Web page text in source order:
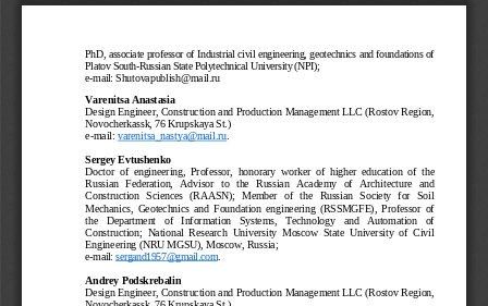
PhD, associate professor of Industrial civil engineering, geotechnics and foundations of
Platov South-Russian State Polytechnical University (NPI);
e-mail: Shutovapublish@mail.ru
Varenitsa Anastasia
Design Engineer, Construction and Production Management LLC (Rostov Region,
Novocherkassk, 76 Krupskaya St.)
e-mail: varenitsa_nastya@mail.ru
Sergey Evtushenko
Doctor of engineering, Professor, honorary worker of higher education of the
Russian   Federation,  Advisor   to  the   Russian   Academy   of   Architecture   and
Construction Sciences (RAASN); Member of the Russian Society for Soil
Mechanics, Geotechnics and Foundation engineering (RSSMGFE), Professor of
the   Department   of   Information   Systems,   Technology   and   Automation   of
Construction; National Research University Moscow State University of Civil
Engineering (NRU MGSU), Moscow, Russia;
e-mail: sergand1957@gmail.com
Andrey Podskrebalin
Design Engineer, Construction and Production Management LLC (Rostov Region,
Novocherkassk, 76 Krupskaya St.)